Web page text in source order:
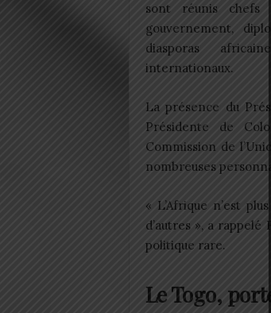
sont réunis chefs
gouvernement,
diasporas
internationaux.
La présence du
Présidente de
Commission de
nombreuses
« L’Afrique n’est
d’autres », a
politique rare.
Le Togo,